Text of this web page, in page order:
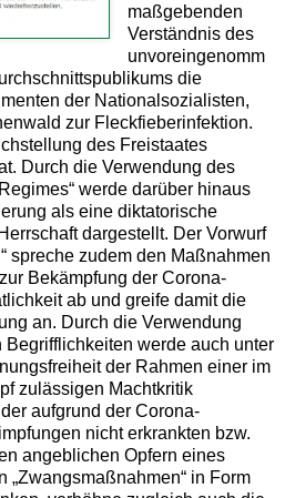
maßgebenden
Verständnis des
unvoreingenomm
die
der Nationalsozialisten,
zur Fleckfieberinfektion.
des Freistaates
Durch die Verwendung des
werde darüber hinaus
als eine diktatorische
dargestellt. Der Vorwurf
spreche zudem den Maßnahmen
Bekämpfung der Corona-
ab und greife damit die
an. Durch die Verwendung
werde auch unter
der Rahmen einer im
zulässigen Machtkritik
aufgrund der Corona-
nicht erkrankten bzw.
angeblichen Opfern eines
„Zwangsmaßnahmen“ in Form